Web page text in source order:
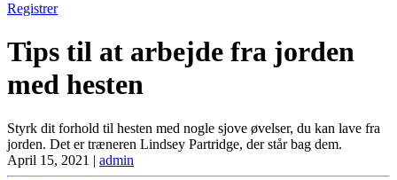
Registrer
Tips til at arbejde fra jorden
med hesten
Styrk dit forhold til hesten med nogle sjove øvelser, du kan lave fra
jorden. Det er træneren Lindsey Partridge, der står bag dem.
April 15, 2021 | admin